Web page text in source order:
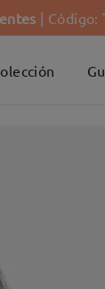
| Código: